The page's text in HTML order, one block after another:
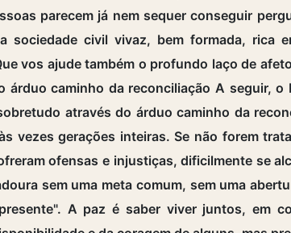
parecem já nem sequer conseguir
sociedade civil vivaz, bem formada, rica
vos ajude também o profundo laço de
árduo caminho da reconciliação A seguir,
através do árduo caminho da
vezes gerações inteiras. Se não forem
ofensas e injustiças, dificilmente se
sem uma meta comum, sem uma
A paz é saber viver juntos, em